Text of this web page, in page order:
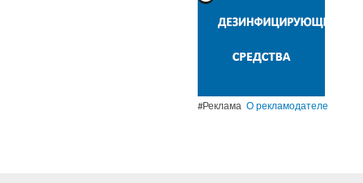
#Реклама О рекламодателе